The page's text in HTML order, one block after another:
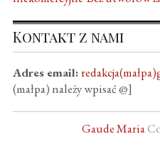
Kontakt z nami
Adres email:
(małpa) należy wpisać @]
Gaude Maria